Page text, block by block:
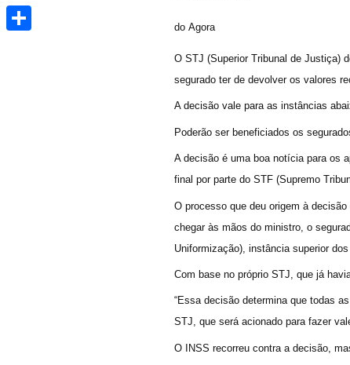
do Agora
O STJ (Superior Tribunal de Justiça)
segurado ter de devolver os valores
A decisão vale para as instâncias
Poderão ser beneficiados os
A decisão é uma boa notícia para os
final por parte do STF (Supremo
O processo que deu origem à
chegar às mãos do ministro, o
Uniformização), instância superior
Com base no próprio STJ, que já
“Essa decisão determina que todas
STJ, que será acionado para fazer
O INSS recorreu contra a decisão,
Email